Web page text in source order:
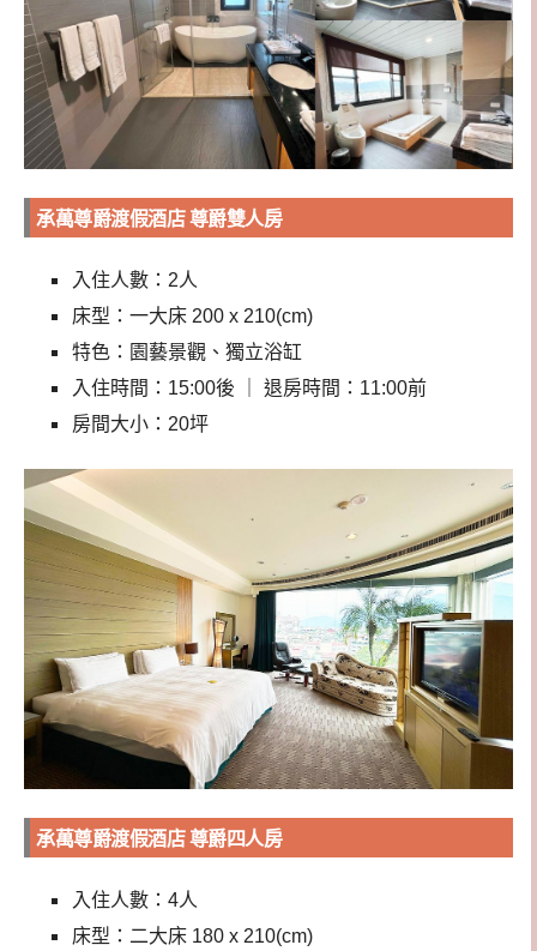
承萬尊爵渡假酒店 尊爵雙人房
入住人數：2人
床型：一大床 200 x 210(cm)
特色：園藝景觀、獨立浴缸
入住時間：15:00後 ｜ 退房時間：11:00前
房間大小：20坪
承萬尊爵渡假酒店 尊爵四人房
入住人數：4人
床型：二大床 180 x 210(cm)